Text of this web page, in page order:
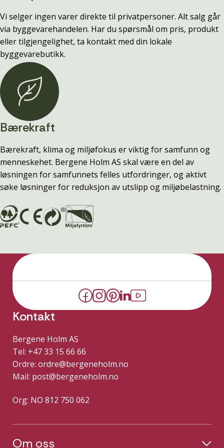
Vi selger ingen varer direkte til privatpersoner. Alt salg går
via byggevarehandelen. Har du spørsmål om pris, produkt
eller tilgjengelighet, ta kontakt med din lokale
byggevarebutikk.
Bærekraft
Bærekraft, klima og miljøfokus er viktig for samfunn og
menneskehet. Bergene Holm AS skal være en del av
løsningen for samfunnets felles utfordringer, og aktivt
søke løsninger for reduksjon av utslipp og miljøbelastning.
Kontakt
Bergene Holm AS
Tel: +47 33 15 66 66
Ordre: ordre@bergeneholm.no
Mail: post@bergeneholm.no
Org: NO 812 750 062
Om oss